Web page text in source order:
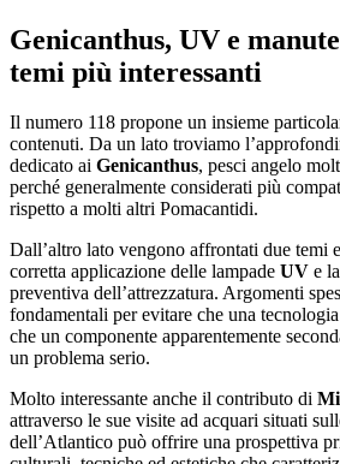
Genicanthus, UV e
temi più interessanti
Il numero 118 propone un insieme
contenuti. Da un lato troviamo
dedicato ai Genicanthus, pesci angelo
perché generalmente considerati più
rispetto a molti altri Pomacantidi.
Dall’altro lato vengono affrontati due temi
corretta applicazione delle lampade UV e
preventiva dell’attrezzatura. Argomenti
fondamentali per evitare che una
che un componente apparentemente
un problema serio.
Molto interessante anche il contributo di
attraverso le sue visite ad acquari situati
dell’Atlantico può offrire una prospettiva